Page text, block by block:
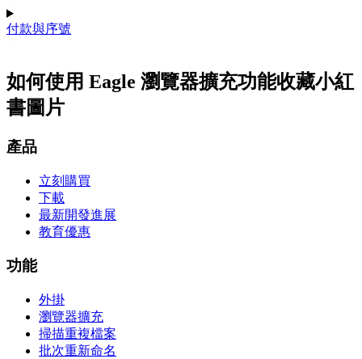
付款與序號
如何使用 Eagle 瀏覽器擴充功能收藏小紅
書圖片
產品
立刻購買
下載
最新開發進展
教育優惠
功能
外掛
瀏覽器擴充
掃描重複檔案
批次重新命名